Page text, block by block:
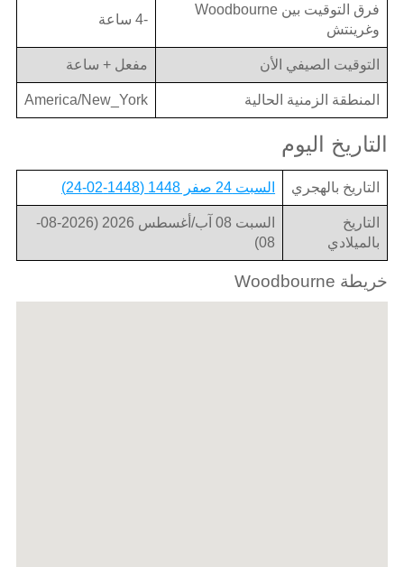
فرق التوقيت بين Woodbourne
وغرينتش
-4 ساعة
التوقيت الصيفي الأن مفعل + ساعة
المنطقة الزمنية الحالية America/New_York
التاريخ اليوم
التاريخ بالهجري السبت 24 صفر 1448 (1448-02-24)
التاريخ
بالميلادي
السبت 08 آب/أغسطس 2026 (2026-08-
08)
خريطة Woodbourne